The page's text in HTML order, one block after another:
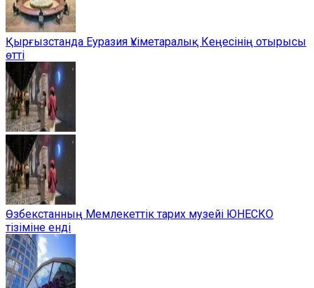
Қырғызстанда Еуразия Үкіметаралық Кеңесінің отырысы
өтті
Өзбекстанның Мемлекеттік тарих музейі ЮНЕСКО
тізіміне енді